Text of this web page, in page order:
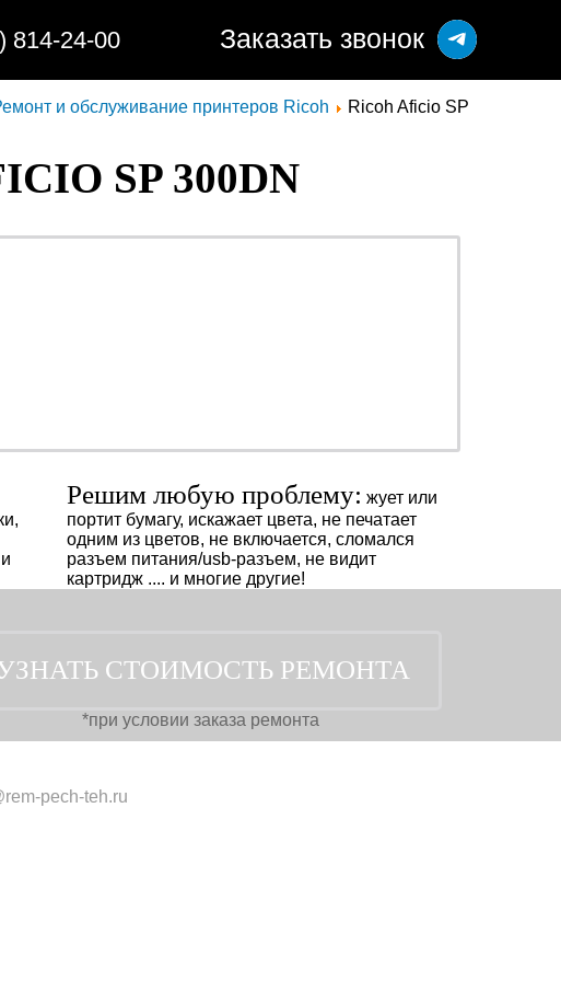
814-24-00 Заказать звонок
и обслуживание принтеров Ricoh
Ricoh Aficio SP
SP 300DN
Решим любую проблему: жует или
портит бумагу, искажает цвета, не печатает
одним из цветов, не включается, сломался
разъем питания/usb-разъем, не видит
картридж .... и многие другие!
*при условии заказа ремонта
pech-teh.ru